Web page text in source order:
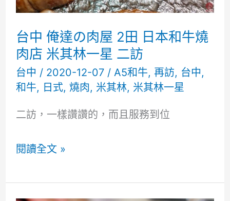
台中 俺達の肉屋 2田 日本和牛燒
肉店 米其林一星 二訪
台中 / 2020-12-07 / A5和牛, 再訪, 台中,
和牛, 日式, 燒肉, 米其林, 米其林一星
二訪，一樣讚讚的，而且服務到位
台
俺
閱讀全文 »